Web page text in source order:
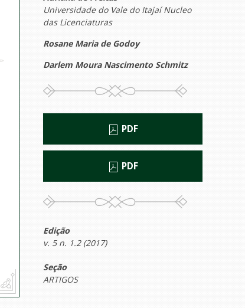
Universidade do Vale do Itajaí Nucleo
das Licenciaturas
Rosane Maria de Godoy
Darlem Moura Nascimento Schmitz
PDF
PDF
Edição
v. 5 n. 1.2 (2017)
Seção
ARTIGOS